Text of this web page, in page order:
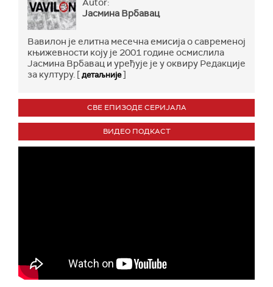
Autor:
Јасмина Врбавац
Вавилон је елитна месечна емисија о савременој
књижевности коју је 2001 године осмислила
Јасмина Врбавац и уређује је у оквиру Редакције
за културу. [детаљније]
СВЕ ЕПИЗОДЕ СЕРИЈАЛА
ВИДЕО ПОДКАСТ